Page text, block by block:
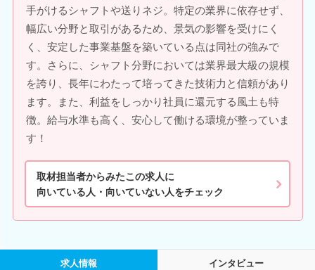
手がけるシャフトや送りネジ。特定の業界に依存せず、
幅広い分野と取引があるため、景気の影響を受けにく
く、安定した事業基盤を築いている点は同社の強みで
す。さらに、シャフト分野においては業界最大級の規模
を誇り、長年にわたって培ってきた技術力と信頼があり
ます。また、利益をしっかり社員に還元する風土も特
徴。給与水準も高く、安心して働ける環境が整っていま
す！
取材担当者からみたこの求人に
向いている人・向いていない人をチェック
求人情報 インタビュー